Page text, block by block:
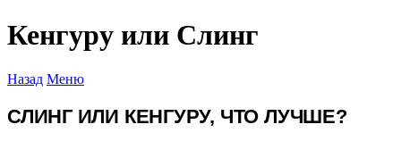
Кенгуру или Слинг
Назад Меню
СЛИНГ ИЛИ КЕНГУРУ, ЧТО ЛУЧШЕ?